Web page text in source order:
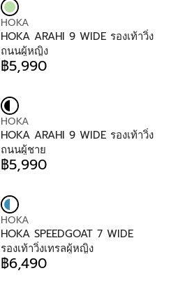
2
9
0
V
E
N
D
O
:
HOKA
HOKA ARAHI 9 WIDE รองเท้าวิ่ง
ถนนผู้หญิง
R
G
U
L
A
R
P
C
E
฿
5
,
9
฿5,990
V
E
N
D
O
:
HOKA
HOKA ARAHI 9 WIDE รองเท้าวิ่ง
ถนนผู้ชาย
R
G
U
L
A
R
P
฿5,990
V
E
N
D
O
HOKA
HOKA SPEEDGOAT 7 WIDE
รองเท้าวิ่งเทรลผู้หญิง
R
฿6,490